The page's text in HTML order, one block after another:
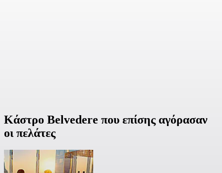
Κάστρο Belvedere που επίσης αγόρασαν
οι πελάτες